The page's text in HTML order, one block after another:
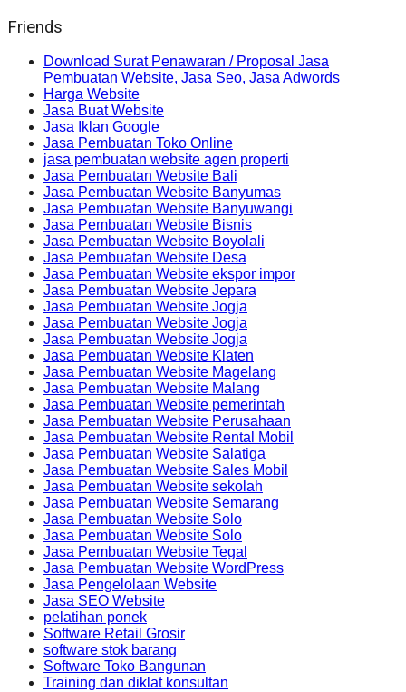
Friends
Download Surat Penawaran / Proposal Jasa
Pembuatan Website, Jasa Seo, Jasa Adwords
Harga Website
Jasa Buat Website
Jasa Iklan Google
Jasa Pembuatan Toko Online
jasa pembuatan website agen properti
Jasa Pembuatan Website Bali
Jasa Pembuatan Website Banyumas
Jasa Pembuatan Website Banyuwangi
Jasa Pembuatan Website Bisnis
Jasa Pembuatan Website Boyolali
Jasa Pembuatan Website Desa
Jasa Pembuatan Website ekspor impor
Jasa Pembuatan Website Jepara
Jasa Pembuatan Website Jogja
Jasa Pembuatan Website Jogja
Jasa Pembuatan Website Jogja
Jasa Pembuatan Website Klaten
Jasa Pembuatan Website Magelang
Jasa Pembuatan Website Malang
Jasa Pembuatan Website pemerintah
Jasa Pembuatan Website Perusahaan
Jasa Pembuatan Website Rental Mobil
Jasa Pembuatan Website Salatiga
Jasa Pembuatan Website Sales Mobil
Jasa Pembuatan Website sekolah
Jasa Pembuatan Website Semarang
Jasa Pembuatan Website Solo
Jasa Pembuatan Website Solo
Jasa Pembuatan Website Tegal
Jasa Pembuatan Website WordPress
Jasa Pengelolaan Website
Jasa SEO Website
pelatihan ponek
Software Retail Grosir
software stok barang
Software Toko Bangunan
Training dan diklat konsultan